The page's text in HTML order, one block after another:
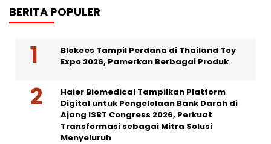
BERITA POPULER
Blokees Tampil Perdana di Thailand Toy
Expo 2026, Pamerkan Berbagai Produk
Haier Biomedical Tampilkan Platform
Digital untuk Pengelolaan Bank Darah di
Ajang ISBT Congress 2026, Perkuat
Transformasi sebagai Mitra Solusi
Menyeluruh